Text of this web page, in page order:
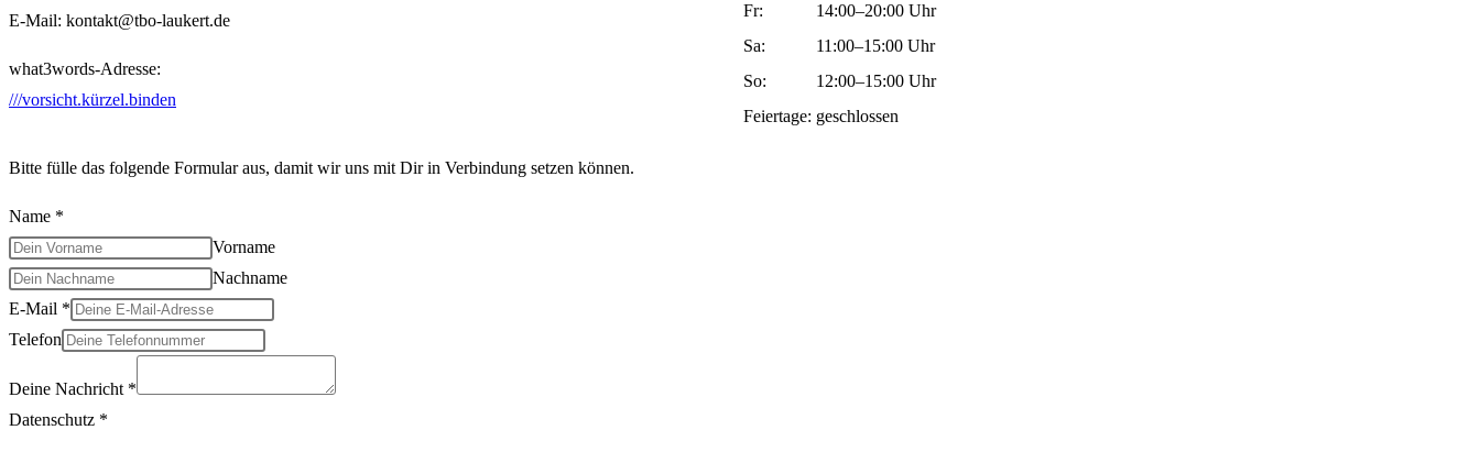
E-Mail: kontakt@tbo-laukert.de
what3words-Adresse:
///vorsicht.kürzel.binden
Fr:
14:00–20:00 Uhr
Sa:
11:00–15:00 Uhr
So:
12:00–15:00 Uhr
Feiertage: geschlossen
Bitte fülle das folgende Formular aus, damit wir uns mit Dir in Verbindung setzen können.
Name *
Vorname
Nachname
E-Mail *
Telefon
Deine Nachricht *
Datenschutz *